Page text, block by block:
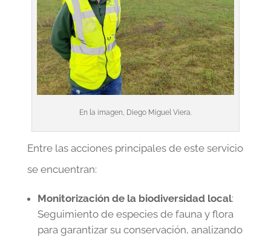
En la imagen, Diego Miguel Viera.
Entre las acciones principales de este servicio
se encuentran:
Monitorización de la biodiversidad local:
Seguimiento de especies de fauna y flora
para garantizar su conservación, analizando